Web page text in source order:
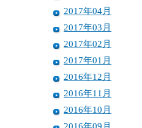
2017年04月
2017年03月
2017年02月
2017年01月
2016年12月
2016年11月
2016年10月
2016年09月